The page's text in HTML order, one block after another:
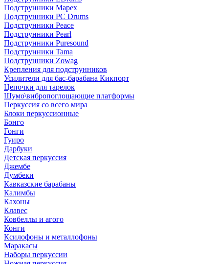
Подструнники Mapex
Подструнники PC Drums
Подструнники Peace
Подструнники Pearl
Подструнники Puresound
Подструнники Tama
Подструнники Zowag
Крепления для подструнников
Усилители для бас-барабана Кикпорт
Цепочки для тарелок
Шумо\вибропоглощающие платформы
Перкуссия со всего мира
Блоки перкуссионные
Бонго
Гонги
Гуиро
Дарбуки
Детская перкуссия
Джембе
Думбеки
Кавказские барабаны
Калимбы
Кахоны
Клавес
Ковбеллы и агого
Конги
Ксилофоны и металлофоны
Маракасы
Наборы перкуссии